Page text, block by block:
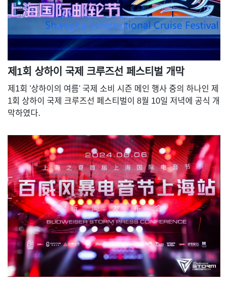
제1회 상하이 국제 크루즈선 페스티벌 개막
제1회 '상하이의 여름' 국제 소비 시즌 메인 행사 중의 하나인 제
1회 상하이 국제 크루즈선 페스티벌이 8월 10일 저녁에 공식 개
막하였다.